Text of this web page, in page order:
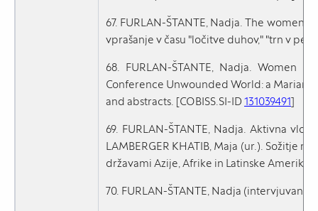
67. FURLAN-ŠTANTE, Nadja. The
vprašanje v času "ločitve duhov," "trn v
68. FURLAN-ŠTANTE, Nadja. Women
Conference Unwounded World: a Marian
and abstracts. [COBISS.SI-ID 131039491]
69. FURLAN-ŠTANTE, Nadja. Aktivna
LAMBERGER KHATIB, Maja (ur.). Sožitje
državami Azije, Afrike in Latinske Amerike,
70. FURLAN-ŠTANTE, Nadja